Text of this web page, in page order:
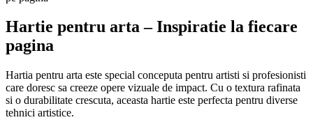
Hartie pentru arta – Inspiratie la fiecare
pagina
Hartia pentru arta este special conceputa pentru artisti si profesionisti
care doresc sa creeze opere vizuale de impact. Cu o textura rafinata
si o durabilitate crescuta, aceasta hartie este perfecta pentru diverse
tehnici artistice.